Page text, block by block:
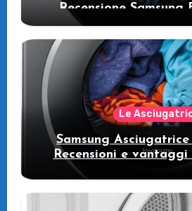
Recensione Samsung
WW11DB7B94GE/
intelligente che fa
Le
Samsung
Recensioni e